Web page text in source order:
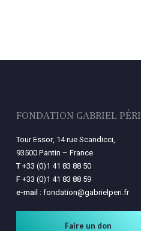
FONDATION GABRIEL PÉRI
Tour Essor, 14 rue Scandicci,
93500 Pantin – France
T+33 (0)1 41 83 88 50
F+33 (0)1 41 83 88 59
e-mail : fondation@gabrielperi.fr
Faire un don